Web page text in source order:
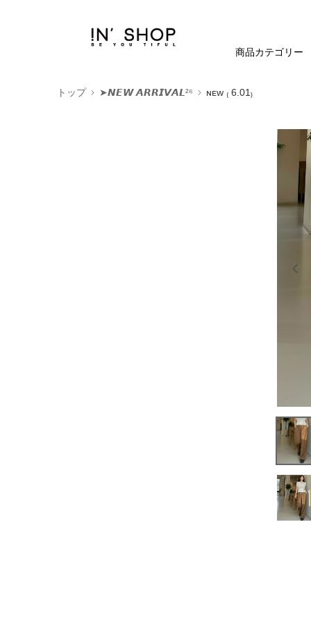
商品カテゴリー
トップ ➤𝙉𝙀𝙒 𝘼𝙍𝙍𝙄𝙑𝘼𝙇²⁶ ɴᴇᴡ ₍ 6.01₎